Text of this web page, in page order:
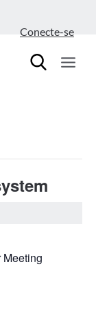
Conecte-se